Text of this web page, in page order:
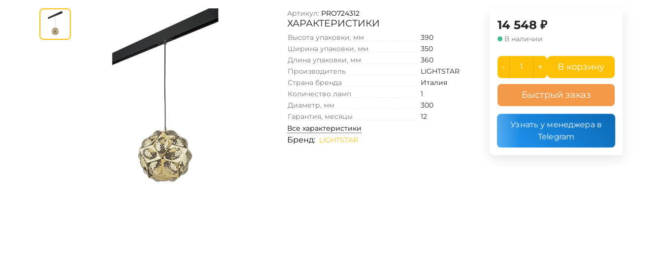
Артикул: PRO724312
ХАРАКТЕРИСТИКИ
Высота упаковки, мм
390
Ширина упаковки, мм
350
Длина упаковки, мм
360
Производитель
LIGHTSTAR
Страна бренда
Италия
Количество ламп
1
Диаметр, мм
300
Гарантия, месяцы
12
Все характеристики
Бренд: LIGHTSTAR
14 548 ₽
В наличии
- + В корзину
Быстрый заказ
Узнать у менеджера в
Telegram